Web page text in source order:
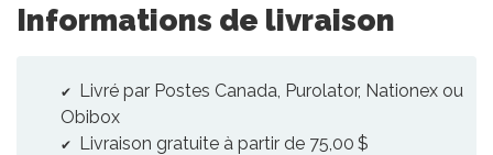
Informations de livraison
Livré par Postes Canada, Purolator, Nationex ou
Obibox
Livraison gratuite à partir de 75,00 $